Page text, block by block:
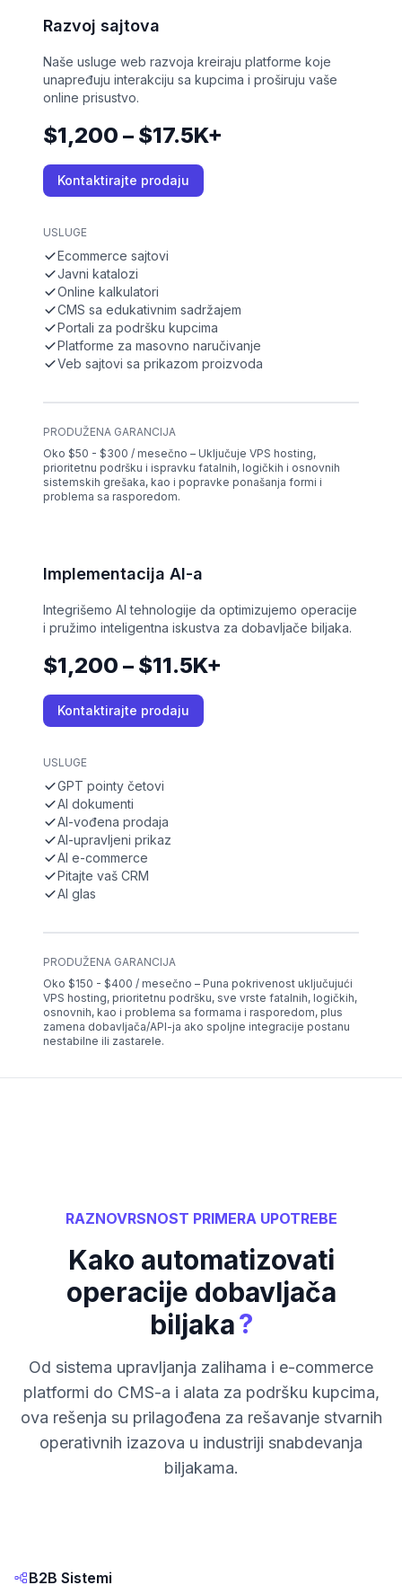
Razvoj sajtova
Naše usluge web razvoja kreiraju platforme koje
unapređuju interakciju sa kupcima i proširuju vaše
online prisustvo.
$1,200 – $17.5K+
Kontaktirajte prodaju
USLUGE
Ecommerce sajtovi
Javni katalozi
Online kalkulatori
CMS sa edukativnim sadržajem
Portali za podršku kupcima
Platforme za masovno naručivanje
Veb sajtovi sa prikazom proizvoda
PRODUŽENA GARANCIJA
Oko $50 - $300 / mesečno – Uključuje VPS hosting,
prioritetnu podršku i ispravku fatalnih, logičkih i osnovnih
sistemskih grešaka, kao i popravke ponašanja formi i
problema sa rasporedom.
Implementacija AI-a
Integrišemo AI tehnologije da optimizujemo operacije
i pružimo inteligentna iskustva za dobavljače biljaka.
$1,200 – $11.5K+
Kontaktirajte prodaju
USLUGE
GPT pointy četovi
AI dokumenti
AI-vođena prodaja
AI-upravljeni prikaz
AI e-commerce
Pitajte vaš CRM
AI glas
PRODUŽENA GARANCIJA
Oko $150 - $400 / mesečno – Puna pokrivenost uključujući
VPS hosting, prioritetnu podršku, sve vrste fatalnih, logičkih,
osnovnih, kao i problema sa formama i rasporedom, plus
zamena dobavljača/API-ja ako spoljne integracije postanu
nestabilne ili zastarele.
RAZNOVRSNOST PRIMERA UPOTREBE
Kako automatizovati
operacije dobavljača
biljaka?
Od sistema upravljanja zalihama i e-commerce
platformi do CMS-a i alata za podršku kupcima,
ova rešenja su prilagođena za rešavanje stvarnih
operativnih izazova u industriji snabdevanja
biljakama.
B2B Sistemi